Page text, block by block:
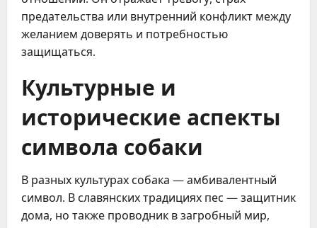
предательства или внутренний конфликт между
желанием доверять и потребностью
защищаться.
Культурные и
исторические аспекты
символа собаки
В разных культурах собака — амбивалентный
символ. В славянских традициях пес — защитник
дома, но также проводник в загробный мир,